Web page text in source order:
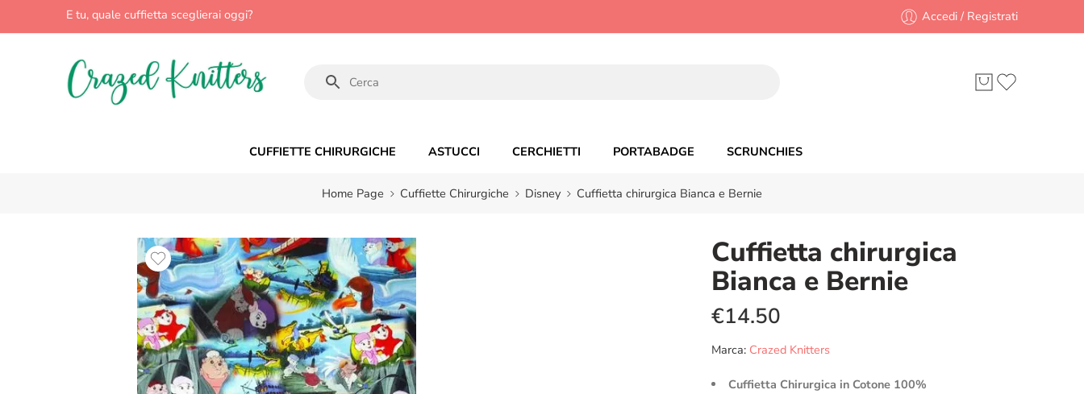
E tu, quale cuffietta sceglierai oggi? Accedi / Registrati
CUFFIETTE CHIRURGICHE ASTUCCI CERCHIETTI PORTABADGE SCRUNCHIES
Home Page Cuffiette Chirurgiche Disney Cuffietta chirurgica Bianca e Bernie
Cuffietta chirurgica
Bianca e Bernie
€14.50
Marca: Crazed Knitters
Cuffietta Chirurgica in Cotone 100%